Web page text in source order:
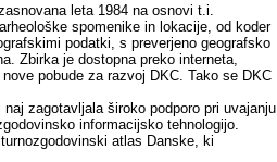
leta 1984 na osnovi t.i.
spomenike in lokacije, od koder
podatki, s preverjeno geografsko
Zbirka je dostopna preko interneta,
pobude za razvoj DKC. Tako se DKC
zagotavljala široko podporo pri uvajanju
informacijsko tehnologijo.
atlas Danske, ki